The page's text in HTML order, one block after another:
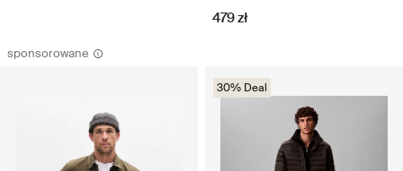
479 zł
sponsorowane
30% Deal